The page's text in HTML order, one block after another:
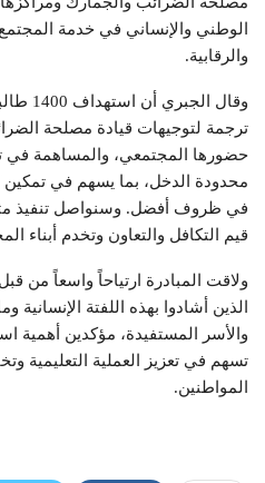
الوطني والإنساني في خدمة المجتمع
والرقابية.
وقال
ترجمة لتوجيهات قيادة مصلحة
حضورها المجتمعي، والمساهمة في
محدودة الدخل، بما يسهم في تمكين
في ظروف أفضل. وسنواصل تنفيذ
قيم التكافل والتعاون وتخدم أبناء
ولاقت المبادرة ارتياحاً واسعاً من
الذين أشادوا بهذه اللفتة
والأسر المستفيدة، مؤكدين أهمية
تسهم في تعزيز العملية التعليمية
المواطنين.